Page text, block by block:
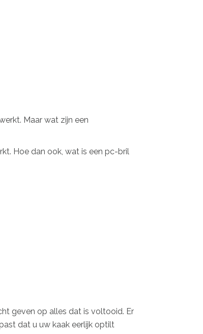
Maar wat zijn een
Hoe dan ook, wat is een pc-bril
geven op alles dat is voltooid. Er
dat u uw kaak eerlijk optilt